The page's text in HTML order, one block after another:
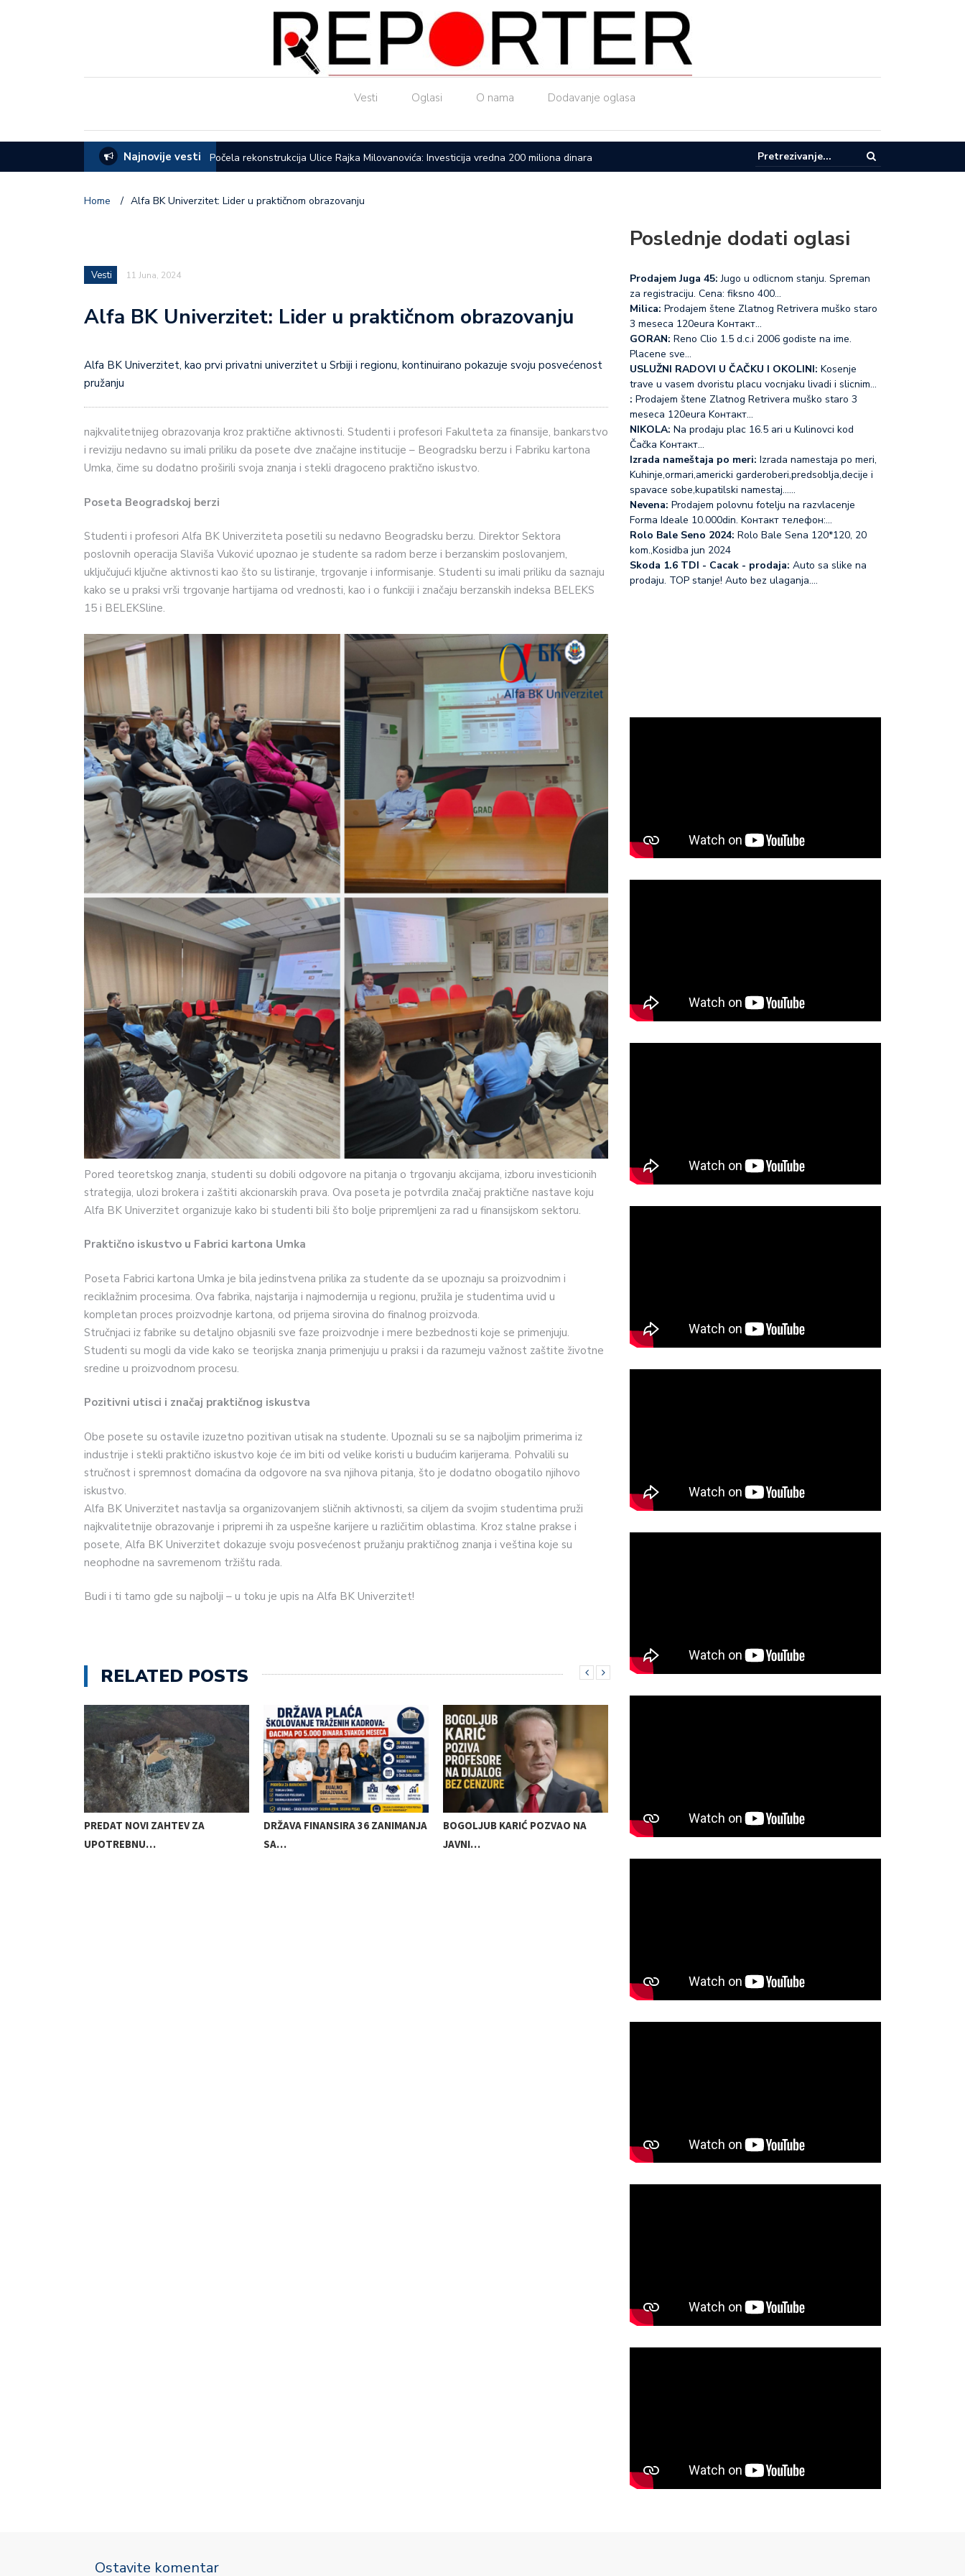
Vesti Oglasi O nama Dodavanje oglasa
Najnovije vesti Počela rekonstrukcija Ulice Rajka Milovanovića: Investicija vredna 200 miliona dinara Upućen apel za racionalnu potrošnju vode u Lučanima
Home / Alfa BK Univerzitet: Lider u praktičnom obrazovanju
Vesti 11 Juna, 2024
Alfa BK Univerzitet: Lider u praktičnom obrazovanju
Alfa BK Univerzitet, kao prvi privatni univerzitet u Srbiji i regionu, kontinuirano pokazuje svoju posvećenost
pružanju
najkvalitetnijeg obrazovanja kroz praktične aktivnosti. Studenti i profesori Fakulteta za finansije, bankarstvo
i reviziju nedavno su imali priliku da posete dve značajne institucije – Beogradsku berzu i Fabriku kartona
Umka, čime su dodatno proširili svoja znanja i stekli dragoceno praktično iskustvo.
Poseta Beogradskoj berzi
Studenti i profesori Alfa BK Univerziteta posetili su nedavno Beogradsku berzu. Direktor Sektora
poslovnih operacija Slaviša Vuković upoznao je studente sa radom berze i berzanskim poslovanjem,
uključujući ključne aktivnosti kao što su listiranje, trgovanje i informisanje. Studenti su imali priliku da saznaju
kako se u praksi vrši trgovanje hartijama od vrednosti, kao i o funkciji i značaju berzanskih indeksa BELEKS
15 i BELEKSline.
Pored teoretskog znanja, studenti su dobili odgovore na pitanja o trgovanju akcijama, izboru investicionih
strategija, ulozi brokera i zaštiti akcionarskih prava. Ova poseta je potvrdila značaj praktične nastave koju
Alfa BK Univerzitet organizuje kako bi studenti bili što bolje pripremljeni za rad u finansijskom sektoru.
Praktično iskustvo u Fabrici kartona Umka
Poseta Fabrici kartona Umka je bila jedinstvena prilika za studente da se upoznaju sa proizvodnim i
reciklažnim procesima. Ova fabrika, najstarija i najmodernija u regionu, pružila je studentima uvid u
kompletan proces proizvodnje kartona, od prijema sirovina do finalnog proizvoda.
Stručnjaci iz fabrike su detaljno objasnili sve faze proizvodnje i mere bezbednosti koje se primenjuju.
Studenti su mogli da vide kako se teorijska znanja primenjuju u praksi i da razumeju važnost zaštite životne
sredine u proizvodnom procesu.
Pozitivni utisci i značaj praktičnog iskustva
Obe posete su ostavile izuzetno pozitivan utisak na studente. Upoznali su se sa najboljim primerima iz
industrije i stekli praktično iskustvo koje će im biti od velike koristi u budućim karijerama. Pohvalili su
stručnost i spremnost domaćina da odgovore na sva njihova pitanja, što je dodatno obogatilo njihovo
iskustvo.
Alfa BK Univerzitet nastavlja sa organizovanjem sličnih aktivnosti, sa ciljem da svojim studentima pruži
najkvalitetnije obrazovanje i pripremi ih za uspešne karijere u različitim oblastima. Kroz stalne prakse i
posete, Alfa BK Univerzitet dokazuje svoju posvećenost pružanju praktičnog znanja i veština koje su
neophodne na savremenom tržištu rada.
Budi i ti tamo gde su najbolji – u toku je upis na Alfa BK Univerzitet!
RELATED POSTS
PREDAT NOVI ZAHTEV ZA
UPOTREBNU…
DRŽAVA FINANSIRA 36 ZANIMANJA
SA…
BOGOLJUB KARIĆ POZVAO NA
JAVNI…
KREĆE VELIKA AKCIJA
Poslednje dodati oglasi
Prodajem Juga 45: Jugo u odlicnom stanju. Spreman
za registraciju. Cena: fiksno 400…
Milica: Prodajem štene Zlatnog Retrivera muško staro
3 meseca 120eura Koнтакт…
GORAN: Reno Clio 1.5 d.c.i 2006 godiste na ime.
Placene sve…
USLUŽNI RADOVI U ČAČKU I OKOLINI: Kosenje
trave u vasem dvoristu placu vocnjaku livadi i slicnim…
: Prodajem štene Zlatnog Retrivera muško staro 3
meseca 120eura Koнтакт…
NIKOLA: Na prodaju plac 16.5 ari u Kulinovci kod
Čačka Koнтакт…
Izrada nameštaja po meri: Izrada namestaja po meri,
Kuhinje,ormari,americki garderoberi,predsoblja,decije i
spavace sobe,kupatilski namestaj...…
Nevena: Prodajem polovnu fotelju na razvlacenje
Forma Ideale 10.000din. Koнтакт телефон:…
Rolo Bale Seno 2024: Rolo Bale Sena 120*120, 20
kom.,Kosidba jun 2024
Skoda 1.6 TDI - Cacak - prodaja: Auto sa slike na
prodaju. TOP stanje! Auto bez ulaganja.…
Ostavite komentar